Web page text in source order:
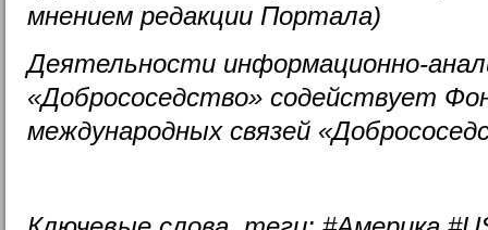
мнением редакции Портала)
Деятельности информационно-
«Добрососедство» содействует
международных связей